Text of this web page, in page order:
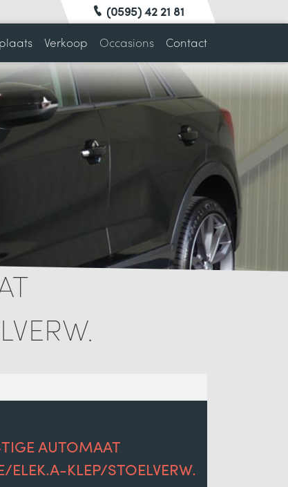
(0595) 42 21 81
Verkoop Occasions Contact
AUTOMAAT
KLEP/STOELVERW.